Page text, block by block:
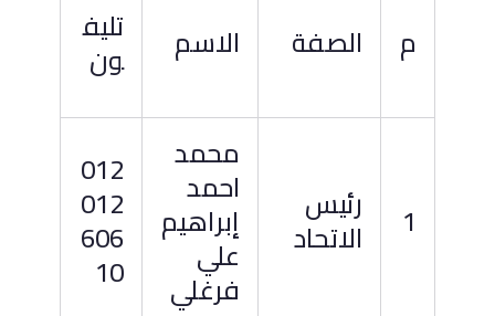
م الصفة الاسم تليف
ون
1 رئيس
الاتحاد
محمد
احمد
إبراهيم
علي
فرغلي
012
012
606
10